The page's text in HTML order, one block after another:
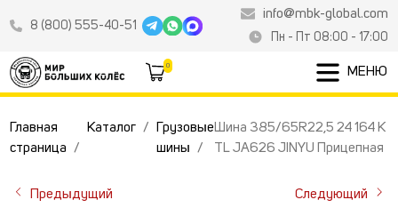
8 (800) 555-40-51
info@mbk-global.com
Пн - Пт 08:00 - 17:00
0 МЕНЮ
Главная
страница
Каталог
Грузовые
шины
Шина 385/65R22,5 24 164 K
TL JA626 JINYU Прицепная
Предыдущий Следующий